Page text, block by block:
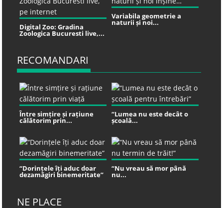
Digital Zoo: Gradina
Zoologica Bucuresti live,...
Variabila geometrie a
naturii și noi...
RECOMANDARI
Între simțire și rațiune
călătorim prin...
“Lumea nu este decât o
școală...
“Dorințele îți aduc doar
dezamăgiri binemeritate”
“Nu vreau să mor până
nu...
NE PLACE